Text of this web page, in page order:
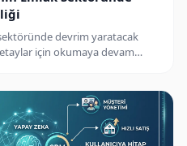
sektöründe devrim yaratacak
için okumaya devam